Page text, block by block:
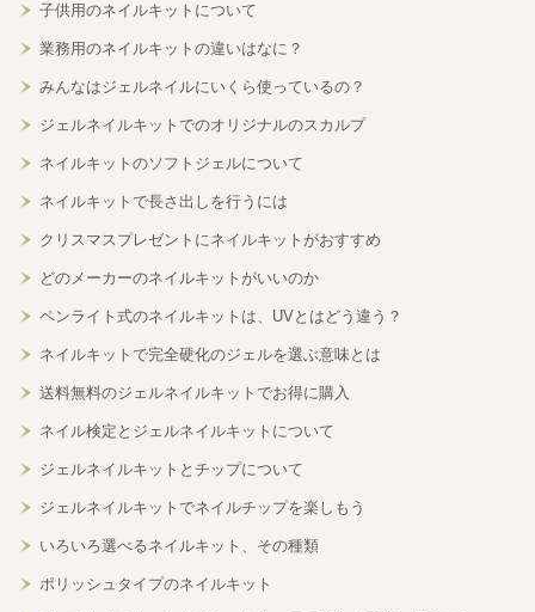
子供用のネイルキットについて
業務用のネイルキットの違いはなに？
みんなはジェルネイルにいくら使っているの？
ジェルネイルキットでのオリジナルのスカルプ
ネイルキットのソフトジェルについて
ネイルキットで長さ出しを行うには
クリスマスプレゼントにネイルキットがおすすめ
どのメーカーのネイルキットがいいのか
ペンライト式のネイルキットは、UVとはどう違う？
ネイルキットで完全硬化のジェルを選ぶ意味とは
送料無料のジェルネイルキットでお得に購入
ネイル検定とジェルネイルキットについて
ジェルネイルキットとチップについて
ジェルネイルキットでネイルチップを楽しもう
いろいろ選べるネイルキット、その種類
ポリッシュタイプのネイルキット